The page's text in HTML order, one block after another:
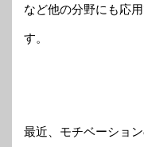
など他の分野にも応
す。
最近、モチベーショ